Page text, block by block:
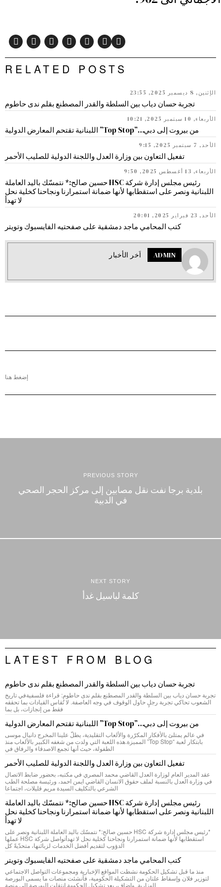
RELATED POSTS
الإثنين, 8 ديسمبر 2025, 23:55
تجربة حسان دياب بين السلطة والقدر المصطنع بقلم ندى حاطوم
الأربعاء, 10 سبتمبر 2025, 10:21
من بيروت إلى دبي…”Top Stop” اللبنانية تقتحم المعارض الدولية
الأحد, 7 سبتمبر 2025, 9:15
تفعيل التعاون بين وزارة العدل واللجنة الدولية للصليب الأحمر
الأربعاء, 13 أغسطس 2025, 9:50
رئيس مجلس إدارة شركة HSC حسين صالح:* نتمسّك باليد العاملة
اللبنانية ونصر على استقطابها لأنها ضمانة استمرارنا ونجاحنا كخلية نحل
لا تهدأ
الأحد, 23 فبراير 2025, 20:01
كتب المحامي ماجد دمشقية على صفحتيه الفايسبوك وتويتر
ADMIN اَخر الأخبار
إضغط هنا
PREVIOUS STORY
بلدية برجا نفت نقل مصابين إلى مركز الحجر الصحي
في الدبية
NEXT STORY
كلمة لباسيل غدأ
LATEST FROM BLOG
تجربة حسان دياب بين السلطة والقدر المصطنع بقلم ندى حاطوم
تجربة حسان دياب بين السلطة والقدر المصطنع بقلم ندى حاطوم: قراءة فلسفيةفي تاريخ
الشعوب تحاكي تجربة رجلٍ حاول الوقوف في وجه العاصفة. لا تُقاس القيادات بما تحققه
فقط من إنجازات، بل بما
من بيروت إلى دبي…”Top Stop” اللبنانية تقتحم المعارض الدولية
في عالم يمتلئ بالأفكار المكرّرة والألعاب التقليدية، يطلّ علينا المخرج دانيال موسى
بابتكار لعبة “Top Stop” المميزة.هذه اللعبة التي ولدت من شغفه الكبير بالألعاب منذ
الطفولة، حيث أنها تجمع الاصدقاء والرفاق في
تفعيل التعاون بين وزارة العدل واللجنة الدولية للصليب الأحمر
عقد المدير العام لوزارة العدل القاضي محمد المصري في مكتبه، بحضور ضابط الاتصال
في وزارة العدل بالنسبة لملف حقوق الانسان القاضي ايمن احمد، ورئيسة مصلحة الطب
الشرعي بالتكليف السيدة مريم قليلات، اجتماعا
رئيس مجلس إدارة شركة HSC حسين صالح:* نتمسّك باليد العاملة
اللبنانية ونصر على استقطابها لأنها ضمانة استمرارنا ونجاحنا كخلية نحل
لا تهدأ
*رئيس مجلس إدارة شركة HSC حسين صالح:* نتمسّك باليد العاملة اللبنانية ونصر على
استقطابها لأنها ضمانة استمرارنا ونجاحنا كخلية نحل لا تهدأتواصل شركة HSC عملها
الدؤوب لتقديم أفضل الخدمات لزبائنها، متحدّيةً كل
كتب المحامي ماجد دمشقية على صفحتيه الفايسبوك وتويتر
منذ ما قبل تشكيل الحكومة نشطت المواقع الإخبارية ومجموعات التواصل الاجتماعي
لتوزير فلان وإسقاط علتان من التشكيلة الحكومية، فأنشئت منصات ما يسمى البورصة
الوزارية. واضاف، بعد تشكيل الحكومة انتقلت البورصة إلى منصة